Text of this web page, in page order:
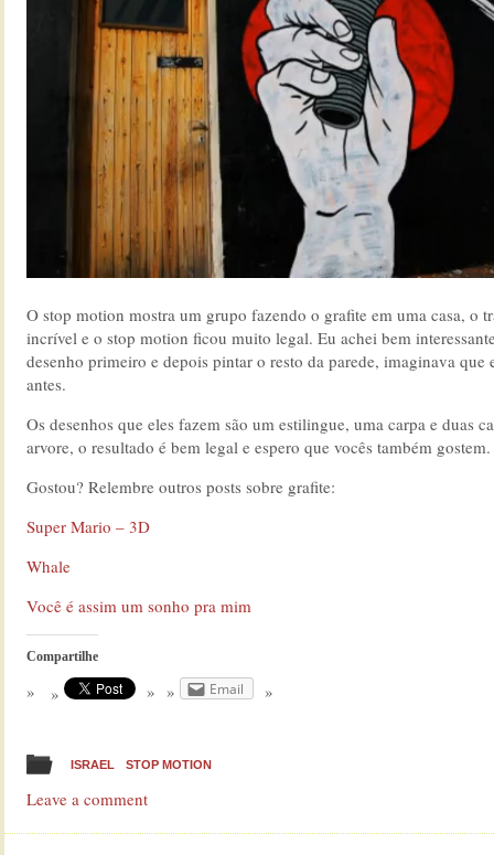
O stop motion mostra um grupo fazendo o grafite em uma casa, o
incrível e o stop motion ficou muito legal. Eu achei bem
desenho primeiro e depois pintar o resto da parede, imaginava que
antes.
Os desenhos que eles fazem são um estilingue, uma carpa e duas
arvore, o resultado é bem legal e espero que vocês também gostem.
Gostou? Relembre outros posts sobre grafite:
Super Mario – 3D
Whale
Você é assim um sonho pra mim
Compartilhe
Email
ISRAEL STOP MOTION
Leave a comment